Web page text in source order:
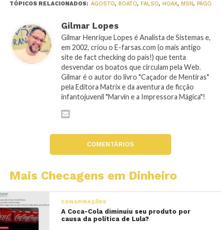
TÓPICOS RELACIONADOS: AGOSTO, BOATO, FALSO, HOAX, MSN, PAGO
Gilmar Lopes
Gilmar Henrique Lopes é Analista de Sistemas e,
em 2002, criou o E-farsas.com (o mais antigo
site de fact checking do país!) que tenta
desvendar os boatos que circulam pela Web.
Gilmar é o autor do livro "Caçador de Mentiras"
pela Editora Matrix e da aventura de ficção
infantojuvenil "Marvin e a Impressora Mágica"!
COMENTÁRIOS
Mais Checagens em Dinheiro
CONSPIRAÇÕES
A Coca-Cola diminuiu seu produto por
causa da política de Lula?